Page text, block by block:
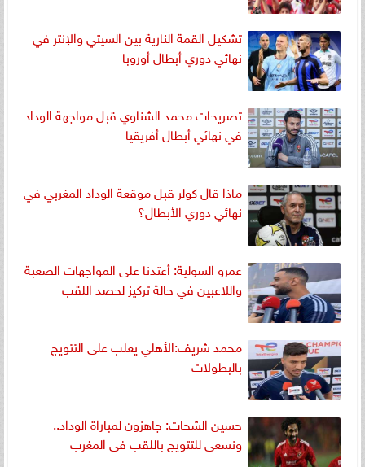
تشكيل القمة النارية بين السيتي والإنتر في
نهائي دوري أبطال أوروبا
تصريحات محمد الشناوي قبل مواجهة الوداد
في نهائي أبطال أفريقيا
ماذا قال كولر قبل موقعة الوداد المغربي في
نهائي دوري الأبطال؟
عمرو السولية: أعتدنا على المواجهات الصعبة
واللاعبين في حالة تركيز لحصد اللقب
محمد شريف:الأهلي يعلب على التتويج
بالبطولات
حسين الشحات: جاهزون لمباراة الوداد..
ونسعى للتتويج باللقب فى المغرب